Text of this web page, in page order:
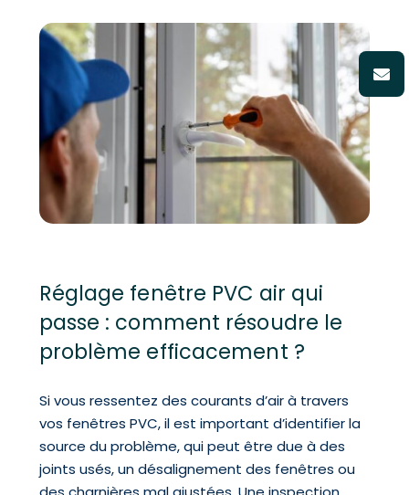
Réglage fenêtre PVC air qui
passe : comment résoudre le
problème efficacement ?
Si vous ressentez des courants d’air à travers
vos fenêtres PVC, il est important d’identifier la
source du problème, qui peut être due à des
joints usés, un désalignement des fenêtres ou